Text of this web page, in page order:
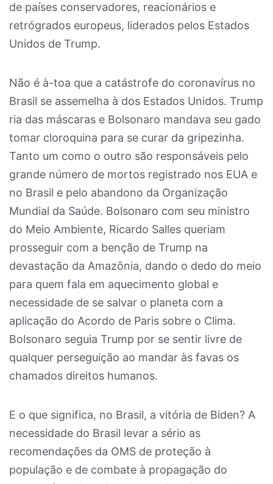
de países conservadores, reacionários e
retrógrados europeus, liderados pelos Estados
Unidos de Trump.
Não é à-toa que a catástrofe do coronavírus no
Brasil se assemelha à dos Estados Unidos. Trump
ria das máscaras e Bolsonaro mandava seu gado
tomar cloroquina para se curar da gripezinha.
Tanto um como o outro são responsáveis pelo
grande número de mortos registrado nos EUA e
no Brasil e pelo abandono da Organização
Mundial da Saúde. Bolsonaro com seu ministro
do Meio Ambiente, Ricardo Salles queriam
prosseguir com a benção de Trump na
devastação da Amazônia, dando o dedo do meio
para quem fala em aquecimento global e
necessidade de se salvar o planeta com a
aplicação do Acordo de Paris sobre o Clima.
Bolsonaro seguia Trump por se sentir livre de
qualquer perseguição ao mandar às favas os
chamados direitos humanos.
E o que significa, no Brasil, a vitória de Biden? A
necessidade do Brasil levar a sério as
recomendações da OMS de proteção à
população e de combate à propagação do